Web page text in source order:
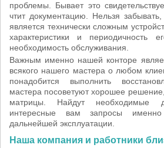
проблемы. Бывает это
чтит документацию. Нельзя
является технически сложным
характеристики и периодичность
необходимость обслуживания.
Важным именно нашей конторе
всякого нашего мастера о любом
понадобится выполнить
мастера посоветуют хорошее
матрицы. Найдут необходимые
интересные вам запросы
дальнейшей эксплуатации.
Наша компания и работники